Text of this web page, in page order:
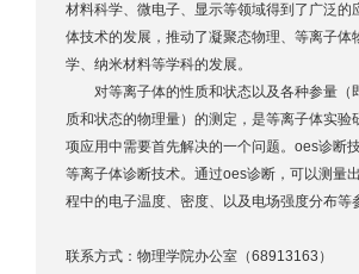
材料科学、微电子、显示等领域得到了广泛的
体技术的发展，推动了凝聚态物理、等离子体
学、纳米材料等学科的发展。
对等离子体的性质和状态以及各种参量（
质和状态的物理量）的测定，是等离子体实验
项应用中需要首先解决的一个问题。oes诊断
等离子体诊断技术。通过oes诊断，可以测量
程中的电子温度、密度、以及电场强度分布等
联系方式：物理学院办公室（68913163）